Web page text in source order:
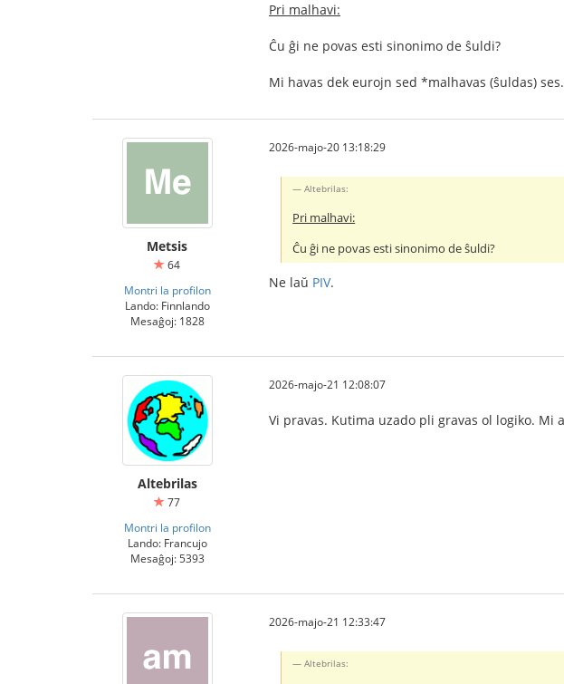
Pri malhavi:
Ĉu ĝi ne povas esti sinonimo de ŝuldi?
Mi havas dek eurojn sed *malhavas (ŝuldas)
Metsis
64
Montri la profilon
Lando: Finnlando
Mesaĝoj: 1828
2026-majo-20 13:18:29
Altebrilas:
Pri malhavi:
Ĉu ĝi ne povas esti sinonimo de ŝuldi?
Ne laŭ PIV.
Altebrilas
77
Montri la profilon
Lando: Francujo
Mesaĝoj: 5393
2026-majo-21 12:08:07
Vi pravas. Kutima uzado pli gravas ol logiko.
2026-majo-21 12:33:47
Altebrilas: